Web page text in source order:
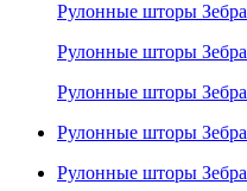
Рулонные шторы
Рулонные шторы
Рулонные шторы
Рулонные шторы
Рулонные шторы